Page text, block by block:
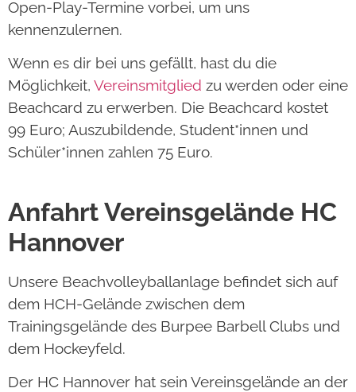
Open-Play-Termine vorbei, um uns
kennenzulernen.
Wenn es dir bei uns gefällt, hast du die
Möglichkeit, Vereinsmitglied zu werden oder eine
Beachcard zu erwerben. Die Beachcard kostet
99 Euro; Auszubildende, Student*innen und
Schüler*innen zahlen 75 Euro.
Anfahrt Vereinsgelände HC
Hannover
Unsere Beachvolleyballanlage befindet sich auf
dem HCH-Gelände zwischen dem
Trainingsgelände des Burpee Barbell Clubs und
dem Hockeyfeld.
Der HC Hannover hat sein Vereinsgelände an der